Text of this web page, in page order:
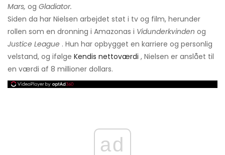
Mars, og Gladiator.
Siden da har Nielsen arbejdet støt i tv og film, herunder
rollen som en dronning i Amazonas i Vidunderkvinden og
Justice League . Hun har opbygget en karriere og personlig
velstand, og ifølge Kendis nettoværdi , Nielsen er anslået til
en værdi af 8 millioner dollars.
ad